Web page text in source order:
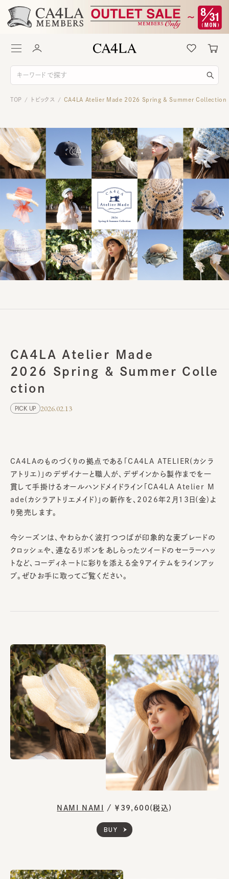
TOP / トピックス / CA4LA Atelier Made 2026 Spring & Summer Collection
CA4LA Atelier Made
2026 Spring & Summer Colle
ction
PICK UP 2026.02.13
CA4LAのものづくりの拠点である「CA4LA ATELIER(カシラ
アトリエ)」のデザイナーと職人が、デザインから製作までを一
貫して手掛けるオールハンドメイドライン「CA4LA Atelier M
ade(カシラアトリエメイド)」の新作を、2026年2月13日(金)よ
り発売します。
今シーズンは、やわらかく波打つつばが印象的な麦ブレードの
クロッシェや、連なるリボンをあしらったツイードのセーラーハッ
トなど、コーディネートに彩りを添える全9アイテムをラインアッ
プ。ぜひお手に取ってご覧ください。
NAMI NAMI /￥39,600(税込)
BUY